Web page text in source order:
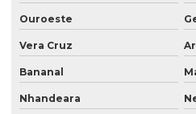
Ouroeste
Vera Cruz
Bananal
Nhandeara